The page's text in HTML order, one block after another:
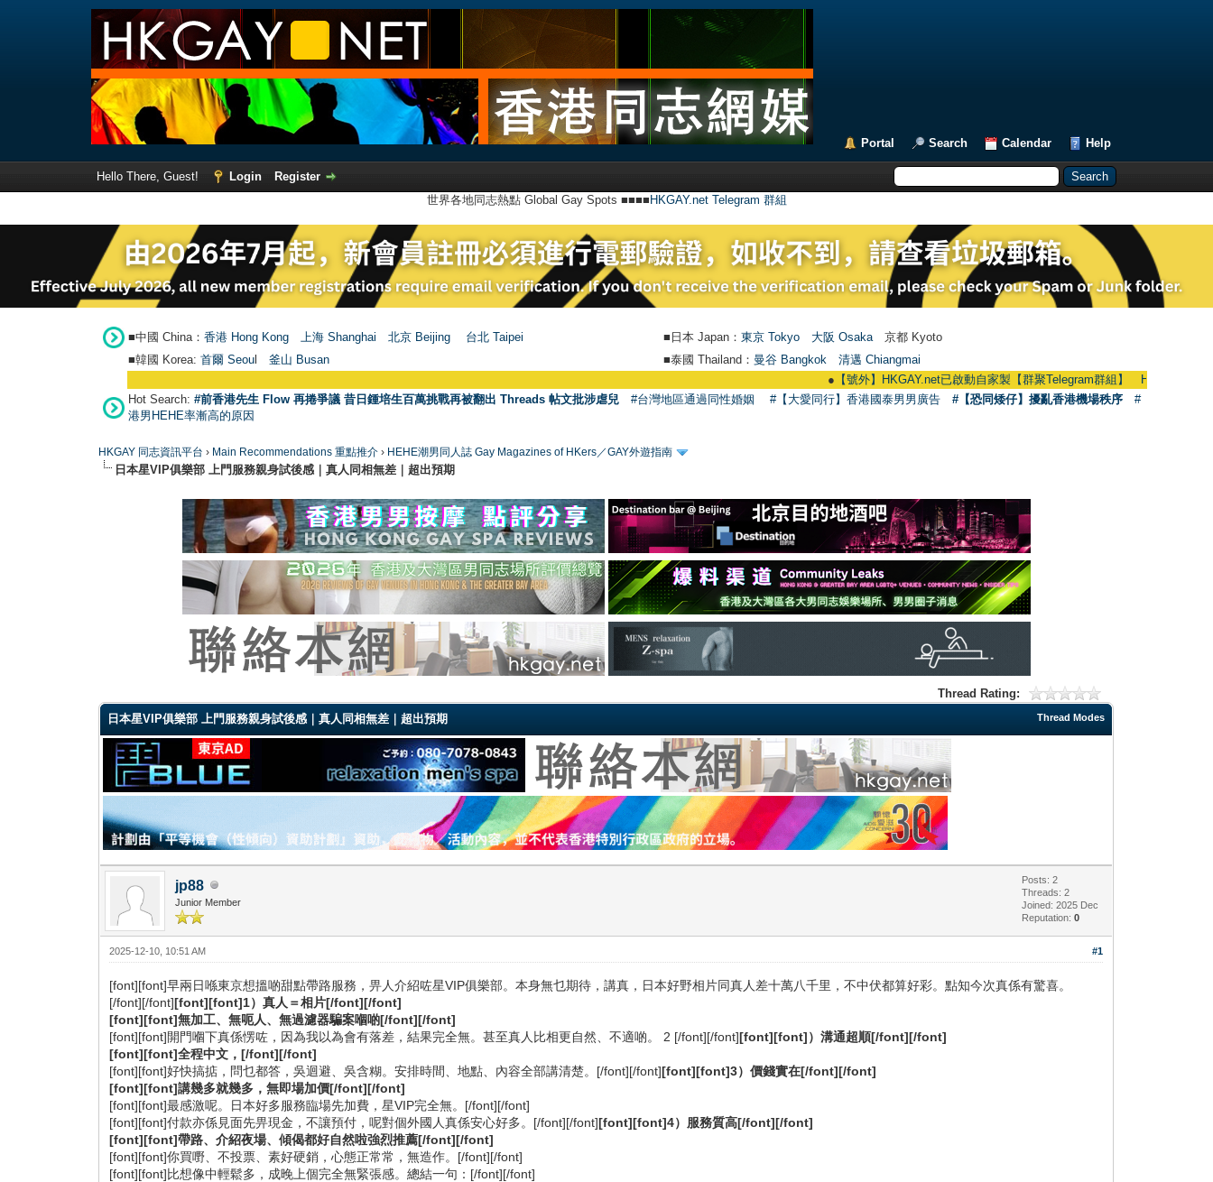
Portal Search Calendar Help
Hello There, Guest! Login
Register
世界各地同志熱點 Global Gay Spots ■■■■ HKGAY.net Telegram 群組
■中國 China： 香港 Hong Kong 上海 Shanghai 北京 Beijing 台北 Taipei ■日本 Japan： 東京 Tokyo 大阪 Osaka 京都 Kyoto
■韓國 Korea: 首爾 Seou 釜山 Busan ■泰國 Thailand： 曼谷 Bangkok
清邁 Chiangmai
【號外】HKGAY.net已啟動自家製【群聚Telegram群組】 HKGAY.net has already
Hot Search: #前香港先生 Flow 再捲爭議 昔日鍾培生百萬挑戰再被翻出 Threads 帖文批涉虐兒 #台灣地區通過同性婚姻 #【大愛同行】香港國泰男男廣告 #【恐同矮仔】擾亂香港機場秩序
#
港男HEHE率漸高的原因
HKGAY 同志資訊平台 › Main Recommendations 重點推介 › HEHE潮男同人誌 Gay Magazines of HKers／GAY外遊指南
日本星VIP俱樂部 上門服務親身試後感｜真人同相無差｜超出預期
Thread Rating:
Thread Modes
日本星VIP俱樂部 上門服務親身試後感｜真人同相無差｜超出預期
jp88
Junior Member
Posts: 2
Threads: 2
Joined: 2025 Dec
Reputation:0
#1
2025-12-10, 10:51 AM
[font][font]早兩日喺東京想搵啲甜點帶路服務，畀人介紹咗星VIP俱樂部。本身無乜期待，講真，日本好野相片同真人差十萬八千里，不中伏都算好彩。點知今次真係有驚喜。
[/font][/font][font][font]1）真人＝相片[/font][/font]
[font][font]無加工、無呃人、無過濾器騙案嗰啲[/font][/font]
[font][font]開門嗰下真係愣咗，因為我以為會有落差，結果完全無。甚至真人比相更自然、不適啲。 2 [/font][/font][font][font]）溝通超順[/font][/font]
[font][font]全程中文，[/font][/font]
[font][font]好快搞掂，問乜都答，吳迴避、吳含糊。安排時間、地點、內容全部講清楚。[/font][/font][font][font]3）價錢實在[/font][/font]
[font][font]講幾多就幾多，無即場加價[/font][/font]
[font][font]最感激呢。日本好多服務臨場先加費，星VIP完全無。[/font][/font]
[font][font]付款亦係見面先畀現金，不讓預付，呢對個外國人真係安心好多。[/font][/font][font][font]4）服務質高[/font][/font]
[font][font]帶路、介紹夜場、傾偈都好自然啦強烈推薦[/font][/font]
[font][font]你買嘢、不投票、素好硬銷，心態正常常，無造作。[/font][/font]
[font][font]比想像中輕鬆多，成晚上個完全無緊張感。總結一句：[/font][/font]